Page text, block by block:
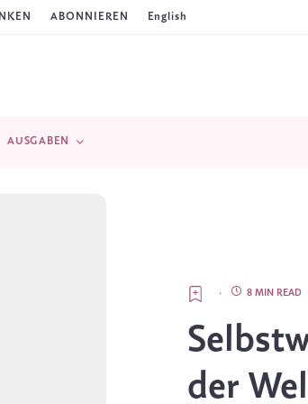
ABONNIEREN English
AUSGABEN
8 MIN READ
·
der